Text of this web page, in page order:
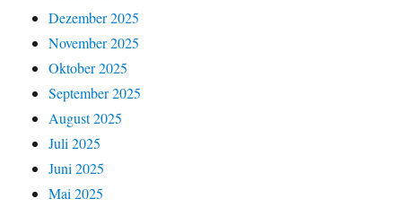
Dezember 2025
November 2025
Oktober 2025
September 2025
August 2025
Juli 2025
Juni 2025
Mai 2025